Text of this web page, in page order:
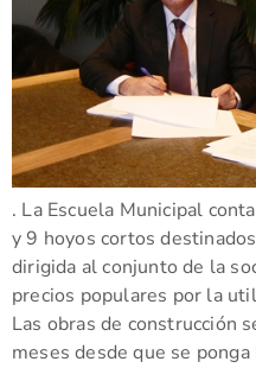
. La Escuela Municipal
y 9 hoyos cortos
dirigida al conjunto de la
precios populares por la
Las obras de construcción
meses desde que se